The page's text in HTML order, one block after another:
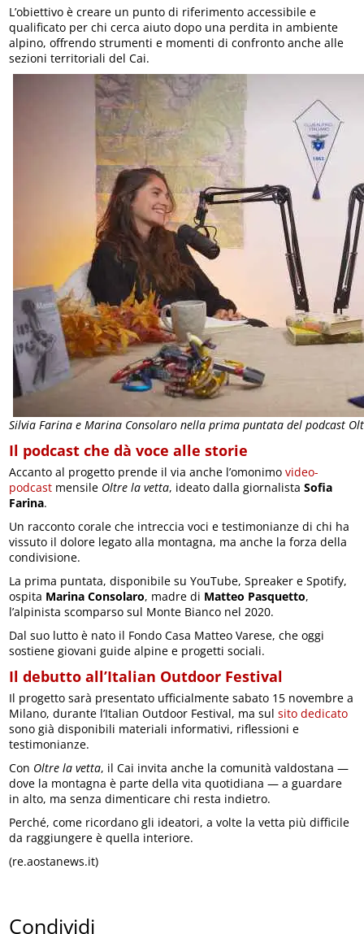
L’obiettivo è creare un punto di riferimento accessibile e
qualificato per chi cerca aiuto dopo una perdita in ambiente
alpino, offrendo strumenti e momenti di confronto anche alle
sezioni territoriali del Cai.
Silvia Farina e Marina Consolaro nella prima puntata del podcast
Il podcast che dà voce alle storie
Accanto al progetto prende il via anche l’omonimovideo-
podcast mensile Oltre la vetta, ideato dalla giornalistaSofia
Farina.
Un racconto corale che intreccia voci e testimonianze di chi ha
vissuto il dolore legato alla montagna, ma anche la forza della
condivisione.
La prima puntata, disponibile su YouTube, Spreaker e Spotify,
ospita Marina Consolaro, madre di Matteo Pasquetto,
l’alpinista scomparso sul Monte Bianco nel 2020.
Dal suo lutto è nato il Fondo Casa Matteo Varese, che oggi
sostiene giovani guide alpine e progetti sociali.
Il debutto all’Italian Outdoor Festival
Il progetto sarà presentato ufficialmente sabato 15 novembre a
Milano, durante l’Italian Outdoor Festival, ma sulsito dedicato
sono già disponibili materiali informativi, riflessioni e
testimonianze.
Con Oltre la vetta, il Cai invita anche la comunità valdostana —
dove la montagna è parte della vita quotidiana — a guardare
in alto, ma senza dimenticare chi resta indietro.
Perché, come ricordano gli ideatori, a volte la vetta più difficile
da raggiungere è quella interiore.
(re.aostanews.it)
Condividi